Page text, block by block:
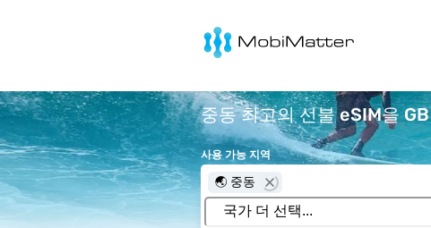
MobiMatter
중동 최고의 선불 eSIM을
사용 가능 지역
🌏 중동